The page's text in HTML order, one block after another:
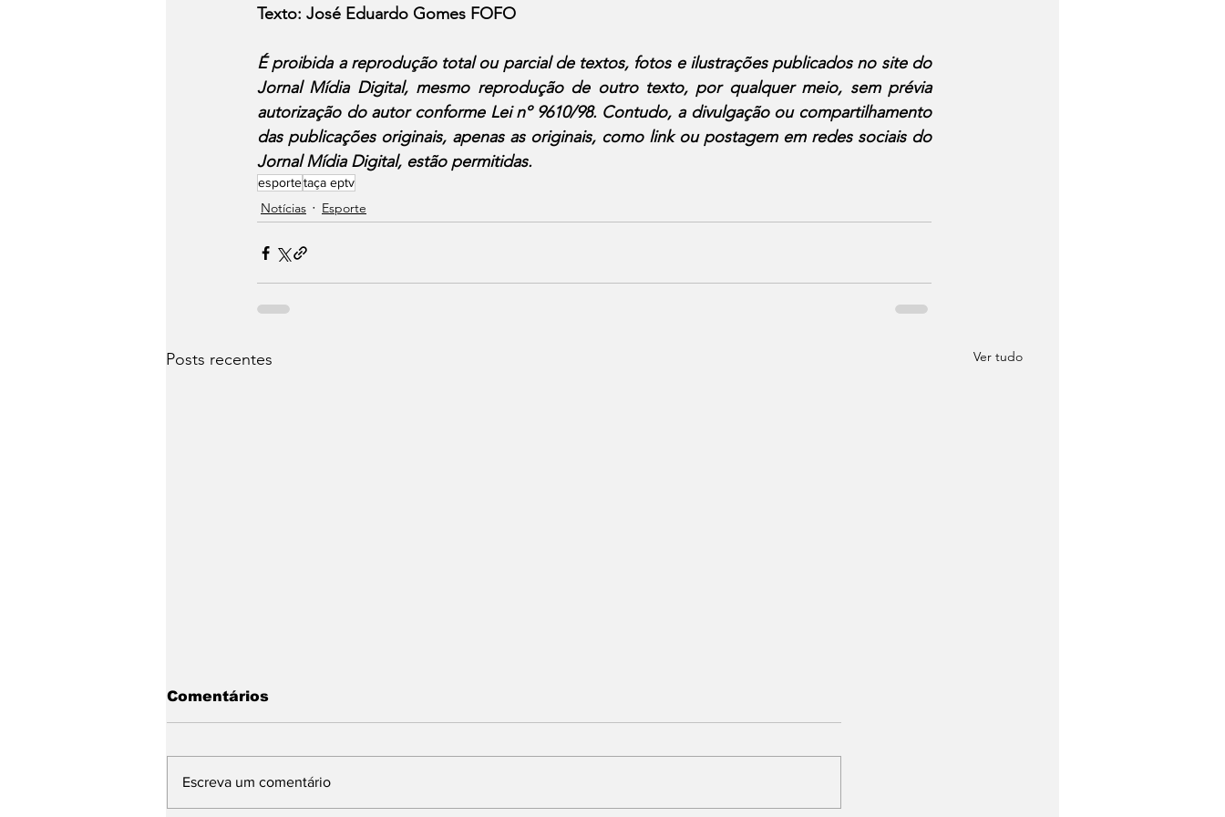
Texto: José Eduardo Gomes FOFO
É proibida a reprodução total ou parcial de textos, fotos e ilustrações publicados no site do
Jornal Mídia Digital, mesmo reprodução de outro texto, por qualquer meio, sem prévia
autorização do autor conforme Lei nº 9610/98. Contudo, a divulgação ou compartilhamento
das publicações originais, apenas as originais, como link ou postagem em redes sociais do
Jornal Mídia Digital, estão permitidas.
esportetaça eptv
Notícias Esporte
Posts recentes Ver tudo
Comentários
Escreva um comentário